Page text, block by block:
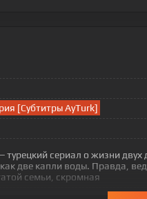
[Субтитры AyTurk]
турецкий сериал о жизни двух
две капли воды. Правда,
семьи, скромная